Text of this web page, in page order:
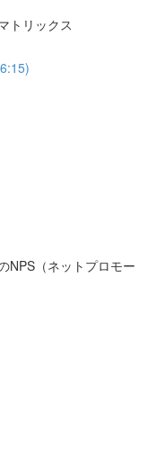
トリックス
（ネットプロモー